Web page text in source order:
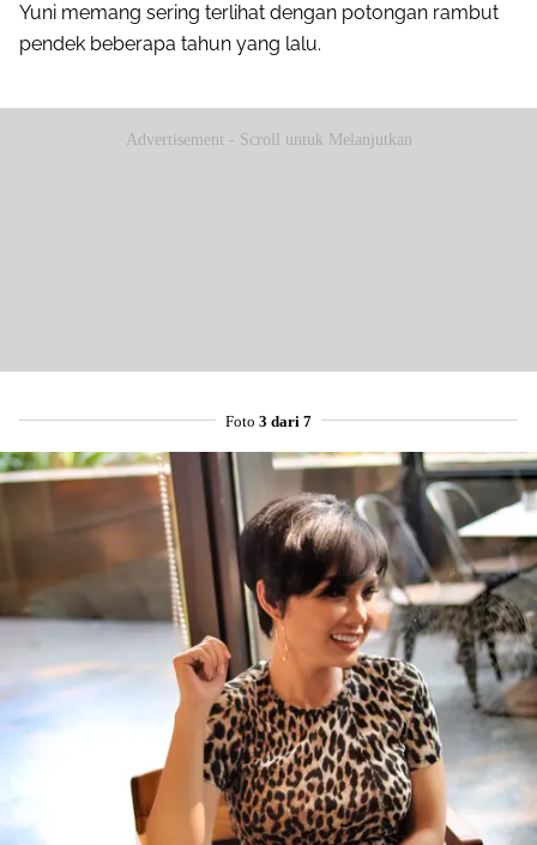
Yuni memang sering terlihat dengan potongan rambut
pendek beberapa tahun yang lalu.
Advertisement - Scroll untuk Melanjutkan
Foto 3 dari 7